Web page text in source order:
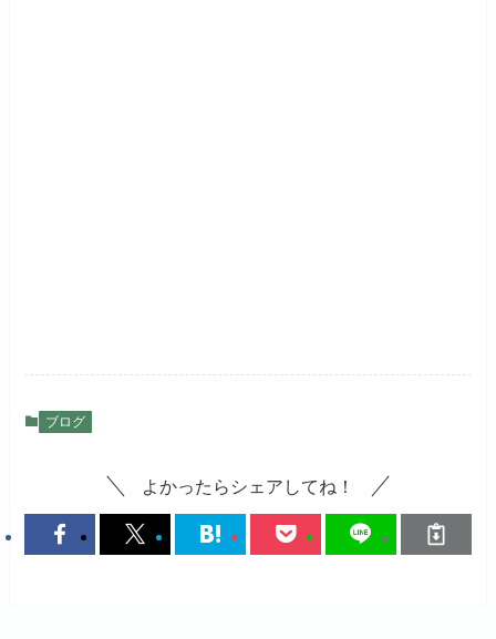
ブログ
よかったらシェアしてね！